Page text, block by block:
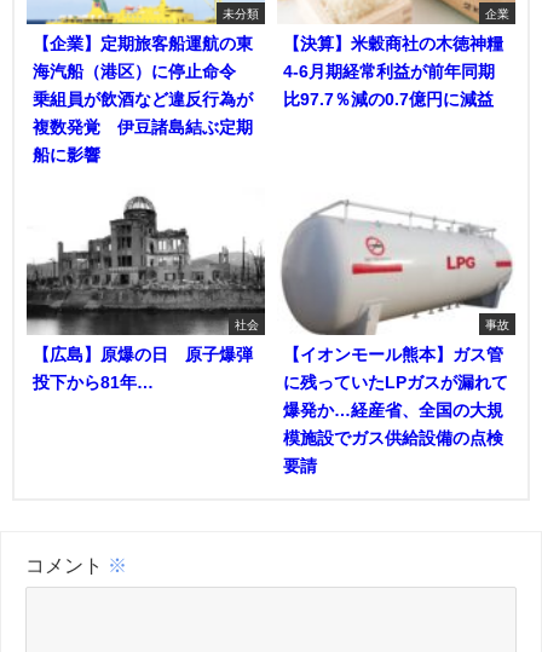
未分類
【企業】定期旅客船運航の東
海汽船（港区）に停止命令
乗組員が飲酒など違反行為が
複数発覚 伊豆諸島結ぶ定期
船に影響
企業
【決算】米穀商社の木徳神糧
4-6月期経常利益が前年同期
比97.7％減の0.7億円に減益
社会
【広島】原爆の日 原子爆弾
投下から81年…
事故
【イオンモール熊本】ガス管
に残っていたLPガスが漏れて
爆発か…経産省、全国の大規
模施設でガス供給設備の点検
要請
コメント ※